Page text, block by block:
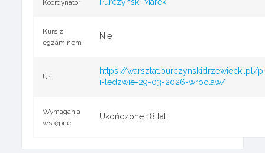
Koordynator
Kurs z
egzaminem
Nie
Url
https://warsztat.purczynskidrzewiecki.pl/
i-ledzwie-29-03-2026-wroclaw/
Wymagania
wstępne
Ukończone 18 lat.